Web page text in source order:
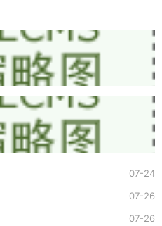
07-24
07-26
07-26